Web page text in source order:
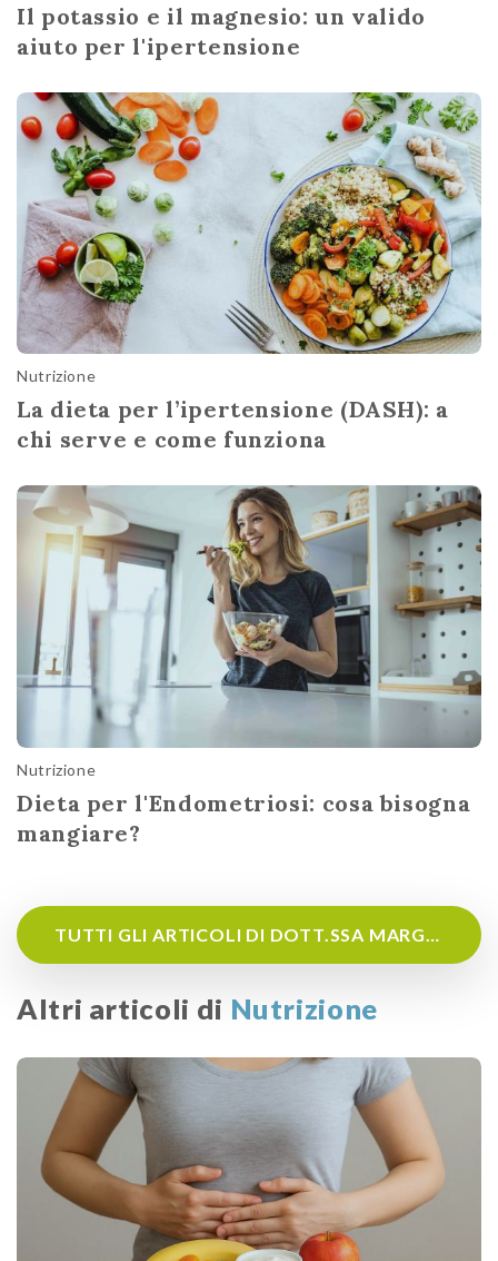
Il potassio e il magnesio: un valido
aiuto per l'ipertensione
Nutrizione
La dieta per l’ipertensione (DASH): a
chi serve e come funziona
Nutrizione
Dieta per l'Endometriosi: cosa bisogna
mangiare?
TUTTI GLI ARTICOLI DI DOTT.SSA MARGHERITA CENDON
Altri articoli di Nutrizione